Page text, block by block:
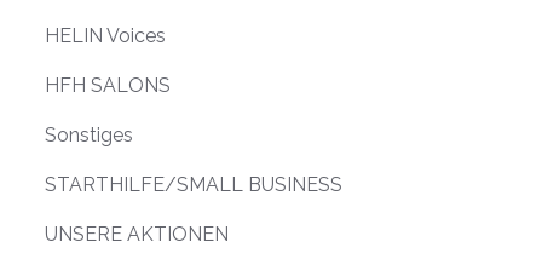
HELIN Voices
HFH SALONS
Sonstiges
STARTHILFE/SMALL BUSINESS
UNSERE AKTIONEN